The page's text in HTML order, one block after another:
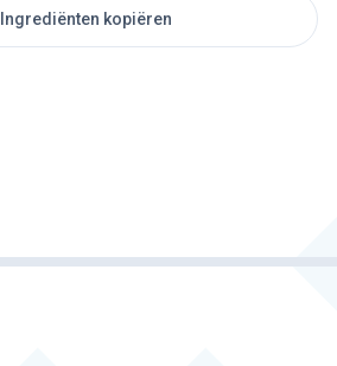
Ingrediënten kopiëren